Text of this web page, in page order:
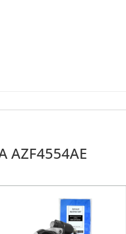
AZF4554AE